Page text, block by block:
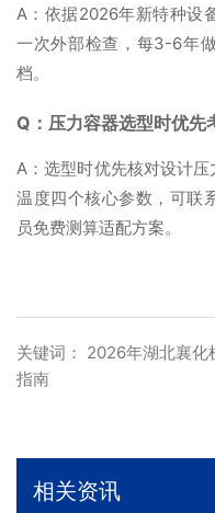
A：依据2026年新特种设
一次外部检查，每3-6年
档。
Q：压力容器选型时优先
A：选型时优先核对设计
温度四个核心参数，可联
员免费测算适配方案。
关键词： 2026年湖北襄化
指南
相关资讯